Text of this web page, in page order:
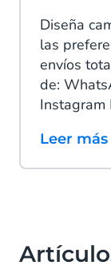
Diseña
las
envíos
de:
Instagram
Leer más